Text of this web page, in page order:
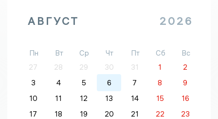
АВГУСТ 2026
Пн Вт Ср Чт Пт Сб
Вс
27
28 29 30 31 1
2
3
4 5 6 7 8
9
10
11 12 13 14 15
16
17
18 19 20 21 22
23